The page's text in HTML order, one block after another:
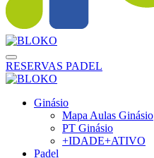
RESERVAS PADEL
Ginásio
Mapa Aulas Ginásio
PT Ginásio
+IDADE+ATIVO
Padel